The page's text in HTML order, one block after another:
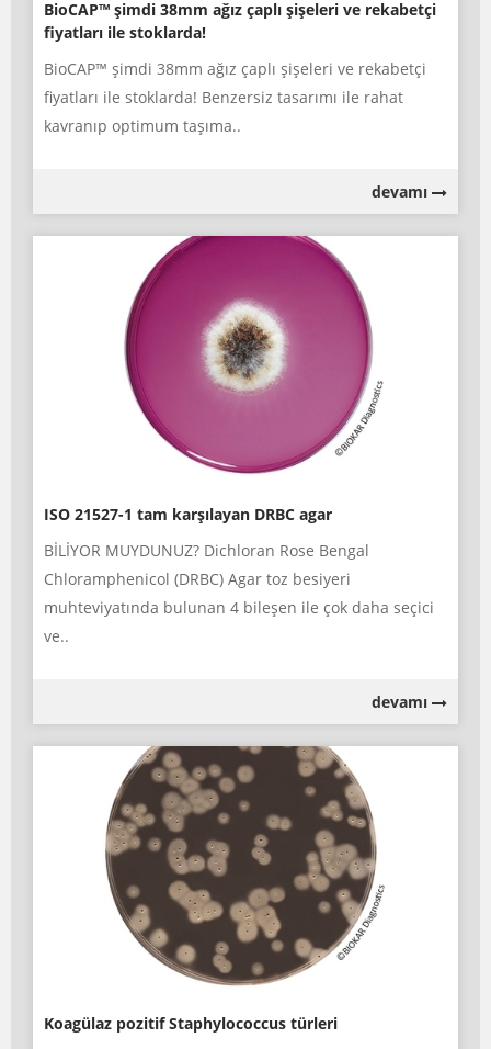
BioCAP™ şimdi 38mm ağız çaplı şişeleri ve rekabetçi
fiyatları ile stoklarda!
BioCAP™ şimdi 38mm ağız çaplı şişeleri ve rekabetçi
fiyatları ile stoklarda! Benzersiz tasarımı ile rahat
kavranıp optimum taşıma..
devamı
ISO 21527-1 tam karşılayan DRBC agar
BİLİYOR MUYDUNUZ? Dichloran Rose Bengal
Chloramphenicol (DRBC) Agar toz besiyeri
muhteviyatında bulunan 4 bileşen ile çok daha seçici
ve..
devamı
Koagülaz pozitif Staphylococcus türleri